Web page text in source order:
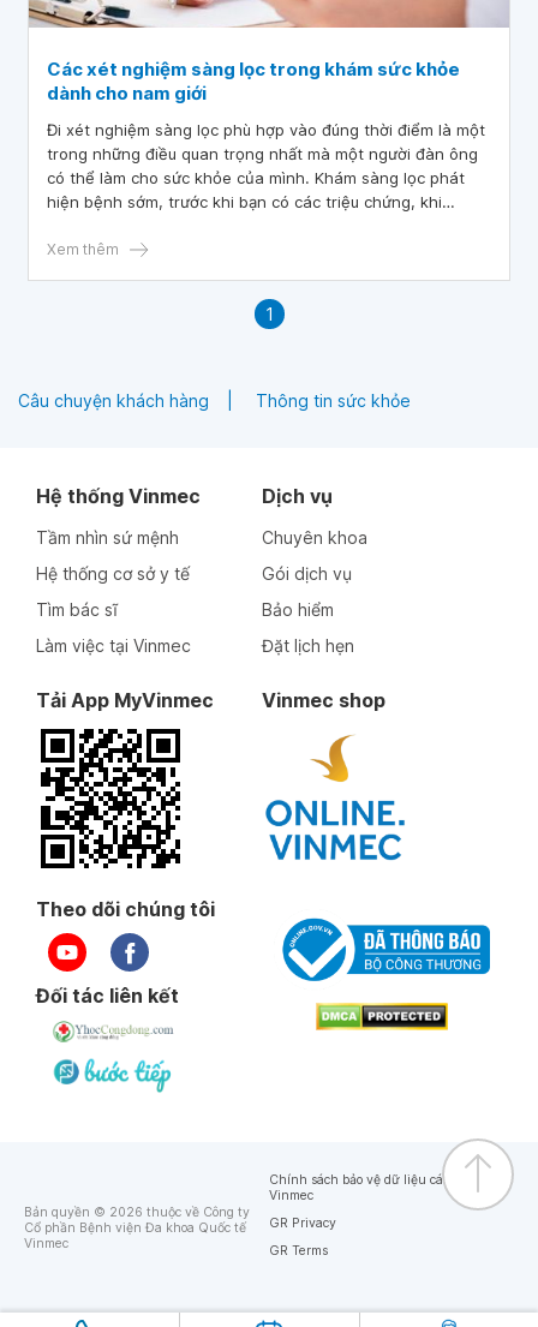
Các xét nghiệm sàng lọc trong khám sức khỏe
dành cho nam giới
Đi xét nghiệm sàng lọc phù hợp vào đúng thời điểm là một
trong những điều quan trọng nhất mà một người đàn ông
có thể làm cho sức khỏe của mình. Khám sàng lọc phát
hiện bệnh sớm, trước khi bạn có các triệu chứng, khi
độ tuổi và các yếu tố nguy cơ của bạn.
Xem thêm
1
Câu chuyện khách hàng Thông tin sức khỏe
Hệ thống Vinmec
Tầm nhìn sứ mệnh
Hệ thống cơ sở y tế
Tìm bác sĩ
Làm việc tại Vinmec
Dịch vụ
Chuyên khoa
Gói dịch vụ
Bảo hiểm
Đặt lịch hẹn
Tải App MyVinmec Vinmec shop
Theo dõi chúng tôi
Đối tác liên kết
Bản quyền © 2026 thuộc về Công ty
Cổ phần Bệnh viện Đa khoa Quốc tế
Vinmec
Chính sách bảo vệ dữ liệu cá nhân của
Vinmec
GR Privacy
GR Terms